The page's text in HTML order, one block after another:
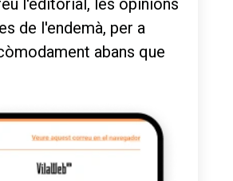
l'editorial, les opinions
de l'endemà, per a
abans que